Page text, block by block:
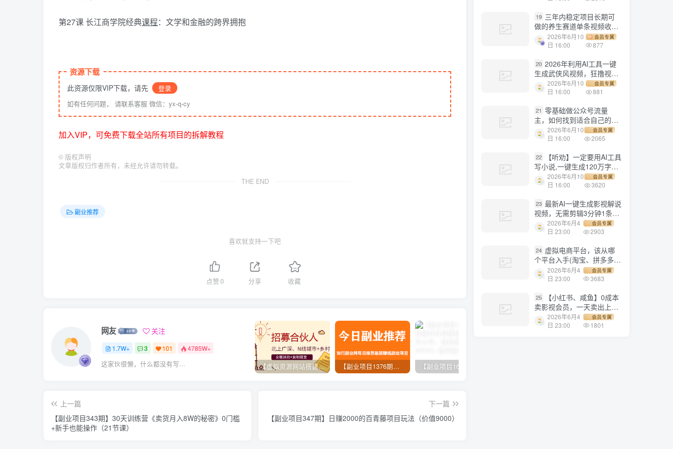
第27课 长江商学院经典课程：文学和金融的跨界拥抱
资源下载
此资源仅限VIP下载，请先
登录
如有任何问题， 请联系客服 微信：yx-q-cy
加入VIP，可免费下载全站所有项目的拆解教程
© 版权声明
文章版权归作者所有，未经允许请勿转载。
THE END
副业推荐
喜欢就支持一下吧
点赞0 分享 收藏
网友 关注
1.7W+ 3 101 4785W+
这家伙很懒，什么都没有写... 【虚拟资源网站搭建服务】加盟本站系统，做一个和本站一样的独立网站，躺赚的项目 【副业项目1376期】龟课最新闲鱼项目玩法实战教程_全新升级月收益几千到几万
上一篇
【副业项目343期】30天训练营《卖货月入8W的秘密》0门槛
+新手也能操作（21节课）
下一篇
【副业项目347期】日赚2000的百青藤项目玩法（价值9000）
19 三年内稳定项目长期可
做的养生赛道单条视频收入
22002026年6月10
日 16:00
会员专属
877
20 2026年利用AI工具一键
生成武侠风视频，狂撸视频
号分成计划收益，原创度
高，画面好看，轻松日入
2026年6月10
日 16:00
会员专属
881
21 零基础做公众号流量
主，如何找到适合自己的赛
道
2026年6月10
日 16:00
会员专属
2065
22
【听劝】一定要用AI工具
写小说,一键生成120万字，
躺着也能赚，月入2w+
2026年6月10
日 16:00
会员专属
3620
23 最新AI一键生成影视解说
视频，无需剪辑3分钟1条，
条条爆款，多平台变现日入
1500+
2026年6月4
日 23:00
会员专属
2903
24 虚拟电商平台，该从哪
个平台入手(淘宝、拼多多、
小红书)全攻略日入1000！
2026年6月4
日 23:00
会员专属
3683
25
【小红书、咸鱼】0成本
卖影视会员，一天卖出上百
单，轻轻松松日入1000+
2026年6月4
日 23:00
会员专属
1801